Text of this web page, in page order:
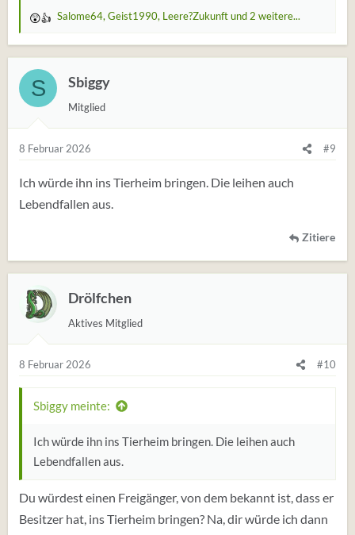
W
r
t
u
n
e
n
:
Salome64, Geist1990, Leere?Zukunftund 2 weitere...
S Sbiggy
Mitglied
8 Februar 2026 #9
Ich würde ihn ins Tierheim bringen. Die leihen auch
Lebendfallen aus.
Zitiere
Drölfchen
Aktives Mitglied
8 Februar 2026 #10
Sbiggy meinte:
Ich würde ihn ins Tierheim bringen. Die leihen auch
Lebendfallen aus.
Du würdest einen Freigänger, von dem bekannt ist, dass er
Besitzer hat, ins Tierheim bringen? Na, dir würde ich dann